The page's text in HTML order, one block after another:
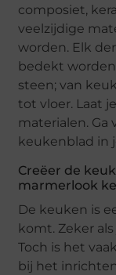
composiet,
veelzijdige
worden. Elk
bedekt
steen; van
tot vloer. Laat
materialen.
keukenblad in
Creëer de
marmerlook
De keuken is
komt. Zeker
Toch is het
bij het